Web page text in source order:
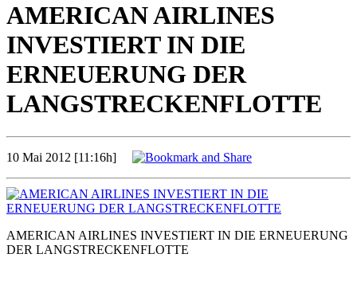
AMERICAN AIRLINES
INVESTIERT IN DIE
ERNEUERUNG DER
LANGSTRECKENFLOTTE
10 Mai 2012 [11:16h]
AMERICAN AIRLINES INVESTIERT IN DIE ERNEUERUNG
DER LANGSTRECKENFLOTTE